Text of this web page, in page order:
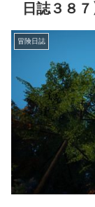
日誌３８７
冒険日誌